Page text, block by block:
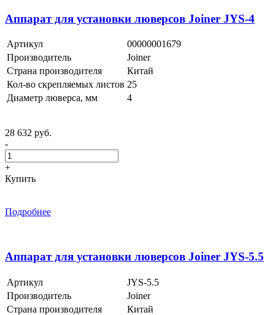
Аппарат для установки люверсов Joiner JYS-4
Артикул
00000001679
Производитель
Joiner
Страна производителя
Китай
Кол-во скрепляемых листов 25
Диаметр люверса, мм
4
28 632 руб.
-
+
Купить
Подробнее
Аппарат для установки люверсов Joiner JYS-5.5
Артикул
JYS-5.5
Производитель
Joiner
Страна производителя
Китай